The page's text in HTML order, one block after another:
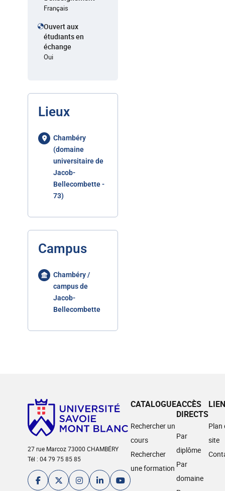
Français
Ouvert aux
étudiants en
échange
Oui
Lieux
Chambéry
(domaine
universitaire de
Jacob-
Bellecombette -
73)
Campus
Chambéry /
campus de
Jacob-
Bellecombette
27 rue Marcoz 73000 CHAMBÉRY
Tél : 04 79 75 85 85
CATALOGUE
Rechercher un
cours
Rechercher
une formation
ACCÈS
DIRECTS
Par
diplôme
Par
domaine
Plan
site